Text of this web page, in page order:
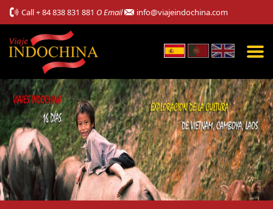
Call+ 84 838 831 881 O Email info@viajeindochina.com